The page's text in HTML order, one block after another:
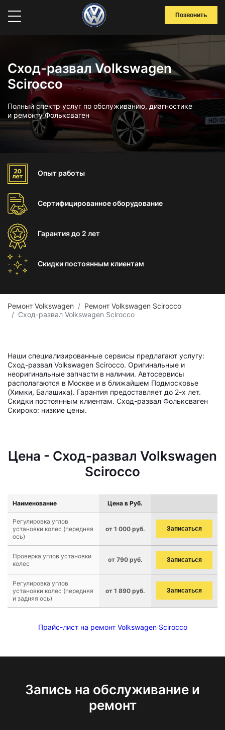
Позвонить
Сход-развал Volkswagen
Scirocco
Полный спектр услуг по обслуживанию, диагностике
и ремонту Фольксваген
Опыт работы
Сертифицированноеоборудование
Гарантиядо 2 лет
Скидки постоянным клиентам
Ремонт Volkswagen
Ремонт Volkswagen Scirocco
Сход-развал Volkswagen Scirocco
Наши специализированные сервисы предлагают услугу:
Сход-развал Volkswagen Scirocco. Оригинальные и
неоригинальные запчасти в наличии. Автосервисы
располагаются в Москве и в ближайшем Подмосковье
(Химки, Балашиха). Гарантия предоставляет до 2-х лет.
Скидки постоянным клиентам. Сход-развал Фольксваген
Скироко: низкие цены.
Цена - Сход-развал Volkswagen
Scirocco
Наименование Цена в Руб.
Регулировка углов
установки колес (передняя
ось)
от 1 000 руб. Записаться
Проверка углов установки
колес
от 790 руб. Записаться
Регулировка углов
установки колес (передняя
и задняя ось)
от 1 890 руб. Записаться
Прайс-лист на ремонт Volkswagen Scirocco
Запись на обслуживание и
ремонт